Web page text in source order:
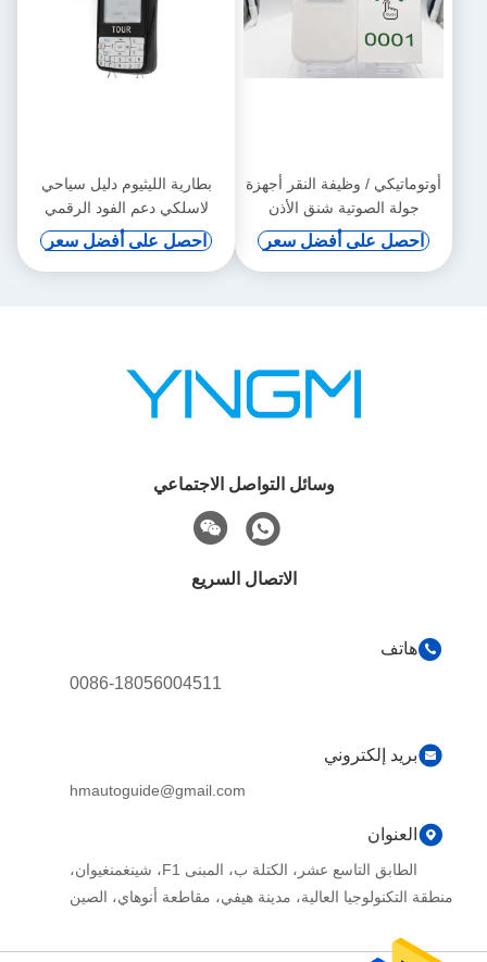
أوتوماتيكي / وظيفة النقر أجهزة
جولة الصوتية شنق الأذن
احصل على أفضل سعر
بطارية الليثيوم دليل سياحي
لاسلكي دعم الفود الرقمي
والحث التلقائي
احصل على أفضل سعر
وسائل التواصل الاجتماعي
الاتصال السريع
هاتف
0086-18056004511
بريد إلكتروني
hmautoguide@gmail.com
العنوان
الطابق التاسع عشر، الكتلة ب، المبنى F1، شينغمنغيوان،
منطقة التكنولوجيا العالية، مدينة هيفي، مقاطعة أنوهاي، الصين